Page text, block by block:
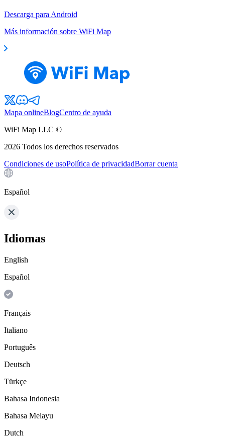
Descarga para Android
Más información sobre WiFi Map
Mapa onlineBlogCentro de ayuda
WiFi Map LLC ©
2026 Todos los derechos reservados
Condiciones de usoPolítica de privacidadBorrar cuenta
Español
Idiomas
English
Español
Français
Italiano
Português
Deutsch
Türkçe
Bahasa Indonesia
Bahasa Melayu
Dutch